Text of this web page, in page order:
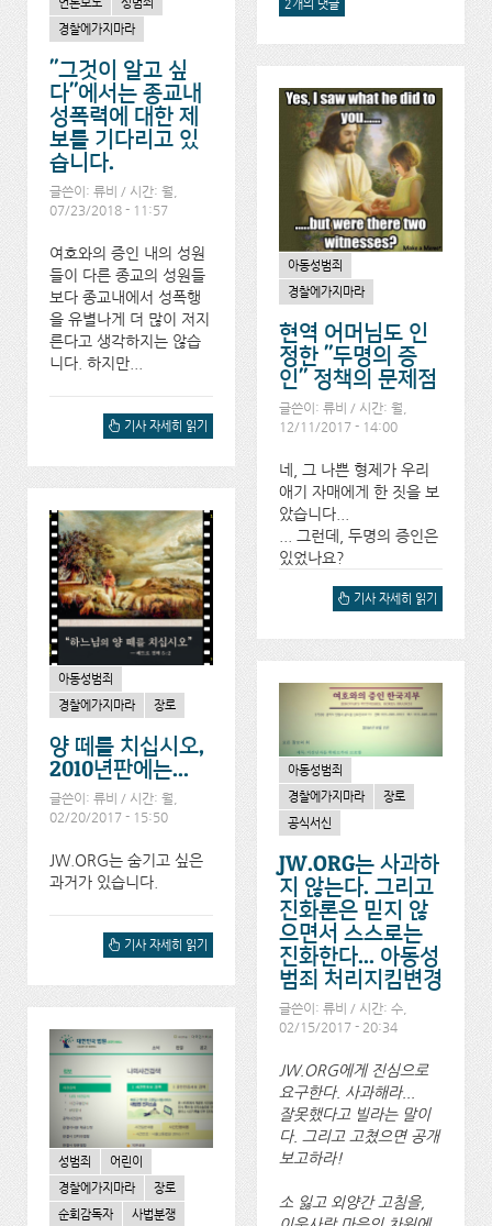
진행상황에 대해서
2개의 댓글
경찰에가지마라
"그것이 알고 싶
다"에서는 종교내
성폭력에 대한 제
보를 기다리고 있
습니다.
글쓴이: 류비 / 시간: 월,
07/23/2018 - 11:57
여호와의 증인 내의 성원
들이 다른 종교의 성원들
보다 종교내에서 성폭행
을 유별나게 더 많이 저지
른다고 생각하지는 않습
니다. 하지만...
"그것이 알고 싶다"에서는
종교내 성폭력에 대한 제보
기사 자세히 읽기
아동성범죄
경찰에가지마라
현역 어머님도 인
정한 "두명의 증
인" 정책의 문제점
글쓴이: 류비 / 시간: 월,
12/11/2017 - 14:00
네, 그 나쁜 형제가 우리
애기 자매에게 한 짓을 보
았습니다...
... 그런데, 두명의 증인은
있었나요?
현역 어머님도 인정한 "두명
의 증인" 정책의 문제점에
기사 자세히 읽기
아동성범죄
경찰에가지마라
장로
양 떼를 치십시오,
2010년판에는...
글쓴이: 류비 / 시간: 월,
02/20/2017 - 15:50
JW.ORG는 숨기고 싶은
과거가 있습니다.
양 떼를 치십시오, 2010년
판에는...에 대해서
기사 자세히 읽기
아동성범죄
경찰에가지마라
장로
공식서신
JW.ORG는 사과하
지 않는다. 그리고
진화론은 믿지 않
으면서 스스로는
진화한다... 아동성
범죄 처리지킴변경
글쓴이: 류비 / 시간: 수,
02/15/2017 - 20:34
JW.ORG에게 진심으로
요구한다. 사과해라...
잘못했다고 빌라는 말이
다. 그리고 고쳤으면 공개
보고하라!
소 잃고 외양간 고침을,
성범죄
어린이
경찰에가지마라
장로
순회감독자
사법분쟁